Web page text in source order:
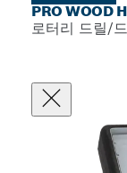
PRO WOOD
로터리 드릴/